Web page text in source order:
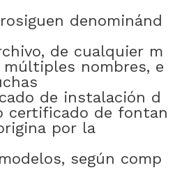
denominánd
, de cualquier m
múltiples nombres, e
de instalación d
certificado de fontan
por la
modelos, según comp